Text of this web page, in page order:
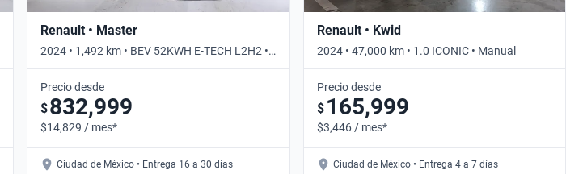
Renault • Master
2024 • 1,492 km • BEV 52KWH E-TECH L2H2 •
Automático
Precio desde
$832,999
$14,829 / mes*
Ciudad de México • Entrega 16 a 30 días
Renault • Kwid
2024 • 47,000 km • 1.0 ICONIC • Manual
Precio desde
$ 165,999
$3,446 / mes*
Ciudad de México • Entrega 4 a 7 días